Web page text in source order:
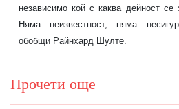
независимо кой с каква дейност се
Няма неизвестност, няма
обобщи Райнхард Шулте.
Прочети още